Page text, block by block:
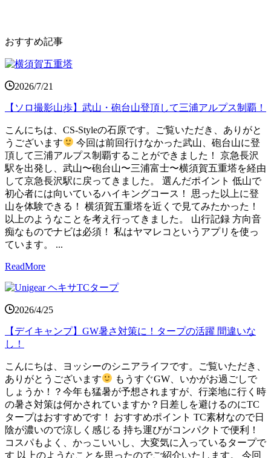
おすすめ記事
2026/7/21
【ソロ撮影山歩】武山・砲台山登頂して三浦アルプス制覇！
こんにちは、CS-Styleの石原です。ご覧いただき、ありがと
うございます
今回は前回行けなかった武山、砲台山に登
頂して三浦アルプス制覇することができました！ 京急長沢
駅を出発し、武山〜砲台山〜三浦富士〜横須賀五重塔を経由
して京急長沢駅に戻ってきました。 選んだポイント 低山で
初心者には向いているハイキングコース！ 思った以上に登
山を体験できる！ 横須賀五重塔を近くで見てみたかった！
以上のようなことを考え行ってきました。 山行記録 方向音
痴なものでナビは必須！ 私はヤマレコというアプリを使っ
ています。 ...
ReadMore
2026/4/25
【デイキャンプ】GW暑さ対策に！タープの活躍 間違いな
し！
こんにちは、ヨッシーのシニアライフです。ご覧いただき、
ありがとうございます
もうすぐGW、いかがお過ごしで
しょうか！？今年も猛暑が予想されますが、行楽地に行く時
の暑さ対策は何かされていますか？日差しを避けるのにTC
タープはおすすめです！ おすすめポイント TC素材なので日
陰が濃いので涼しく感じる 持ち運びがコンパクトで便利！
コスパもよく、かっこいいし、大変気に入っているタープで
す 以上のようなことを思ったのでご紹介いたします。 今回